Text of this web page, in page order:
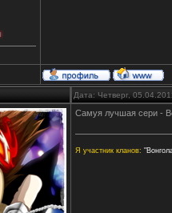
Дата: Четверг,
Самуя лучшая сери -
Я участник кланов: